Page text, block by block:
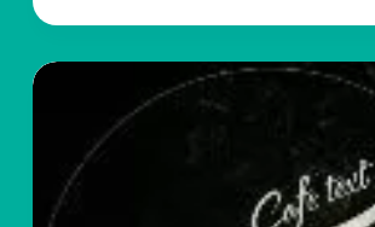
پست
عاشقانه
خاص
خاص